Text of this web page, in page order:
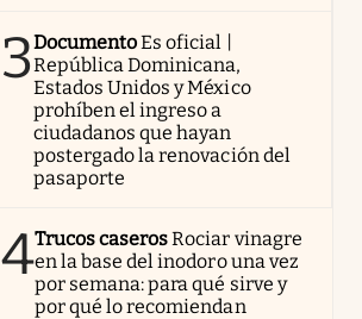
3DocumentoEs oficial |
República Dominicana,
Estados Unidos y México
prohíben el ingreso a
ciudadanos que hayan
postergado la renovación del
pasaporte
4Trucos caserosRociar vinagre
en la base del inodoro una vez
por semana: para qué sirve y
por qué lo recomiendan